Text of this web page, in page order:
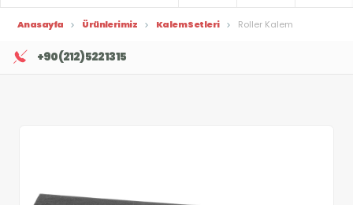
Anasayfa Ürünlerimiz Kalem Setleri Roller Kalem
+90 (212) 522 13 15